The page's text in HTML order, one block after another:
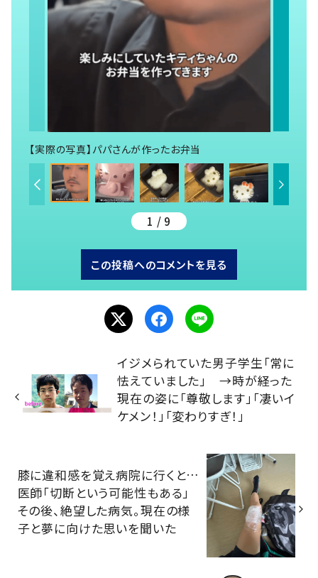
【実際の写真】パパさんが作ったお弁当
1 / 9
この投稿へのコメントを見る
イジメられていた男子学生「常に
怯えていました」 →時が経った
現在の姿に「尊敬します」「凄いイ
ケメン！」「変わりすぎ！」
膝に違和感を覚え病院に行くと…
医師「切断という可能性もある」
その後、絶望した病気。現在の様
子と夢に向けた思いを聞いた